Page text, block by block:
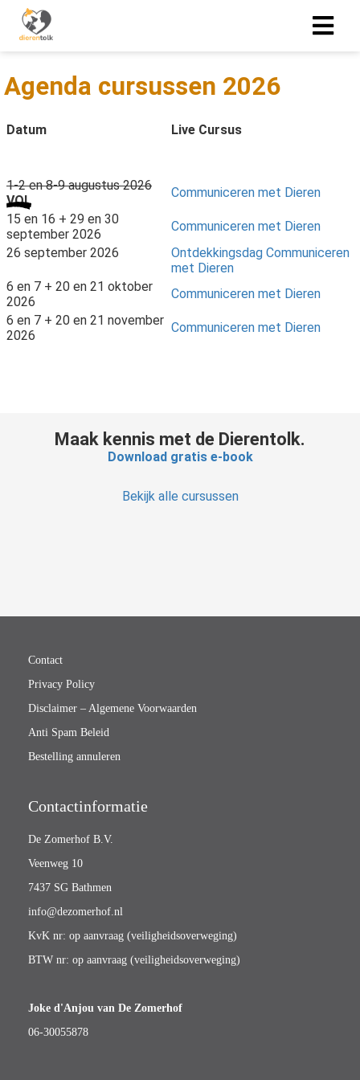
Agenda cursussen 2026
Datum Live Cursus
1-2 en 8-9 augustus 2026
VOL
Communiceren met Dieren
15 en 16 + 29 en 30
september 2026
Communiceren met Dieren
26 september 2026
Ontdekkingsdag Communiceren
met Dieren
6 en 7 + 20 en 21 oktober
2026
Communiceren met Dieren
6 en 7 + 20 en 21 november
2026
Communiceren met Dieren
Maak kennis met de Dierentolk.
Download gratis e-book
Bekijk alle cursussen
Contact
Privacy Policy
Disclaimer – Algemene Voorwaarden
Anti Spam Beleid
Bestelling annuleren
Contactinformatie
De Zomerhof B.V.
Veenweg 10
7437 SG Bathmen
info@dezomerhof.nl
KvK nr: op aanvraag (veiligheidsoverweging)
BTW nr: op aanvraag (veiligheidsoverweging)
Joke d'Anjou van De Zomerhof
06-30055878